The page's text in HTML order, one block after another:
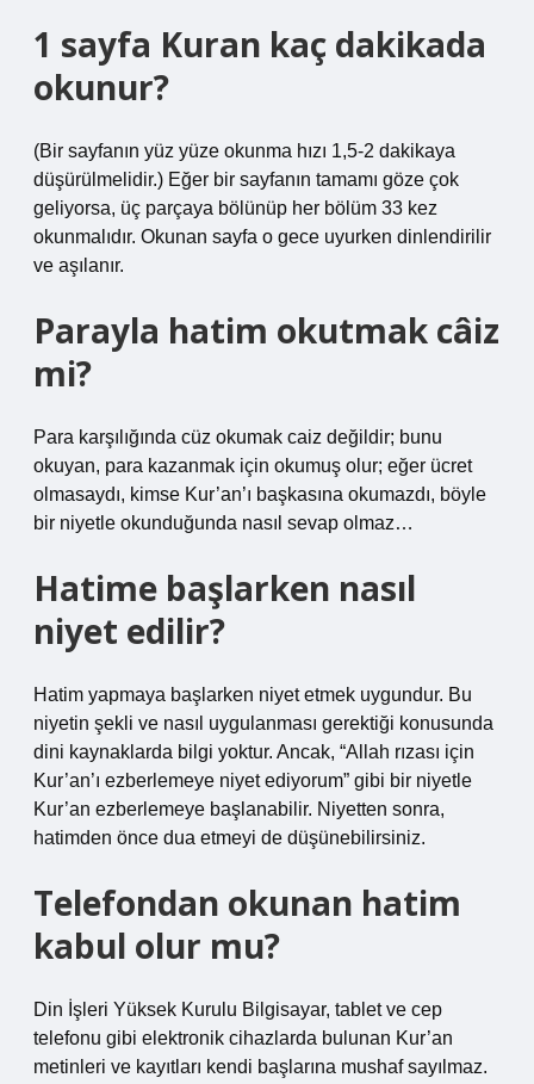
1 sayfa Kuran kaç dakikada
okunur?
(Bir sayfanın yüz yüze okunma hızı 1,5-2 dakikaya
düşürülmelidir.) Eğer bir sayfanın tamamı göze çok
geliyorsa, üç parçaya bölünüp her bölüm 33 kez
okunmalıdır. Okunan sayfa o gece uyurken dinlendirilir
ve aşılanır.
Parayla hatim okutmak câiz
mi?
Para karşılığında cüz okumak caiz değildir; bunu
okuyan, para kazanmak için okumuş olur; eğer ücret
olmasaydı, kimse Kur’an’ı başkasına okumazdı, böyle
bir niyetle okunduğunda nasıl sevap olmaz…
Hatime başlarken nasıl
niyet edilir?
Hatim yapmaya başlarken niyet etmek uygundur. Bu
niyetin şekli ve nasıl uygulanması gerektiği konusunda
dini kaynaklarda bilgi yoktur. Ancak, “Allah rızası için
Kur’an’ı ezberlemeye niyet ediyorum” gibi bir niyetle
Kur’an ezberlemeye başlanabilir. Niyetten sonra,
hatimden önce dua etmeyi de düşünebilirsiniz.
Telefondan okunan hatim
kabul olur mu?
Din İşleri Yüksek Kurulu Bilgisayar, tablet ve cep
telefonu gibi elektronik cihazlarda bulunan Kur’an
metinleri ve kayıtları kendi başlarına mushaf sayılmaz.